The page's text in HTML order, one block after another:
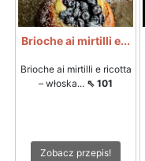
Brioche ai mirtilli e...
Brioche ai mirtilli e ricotta
– włoska... ⇖ 101
Zobacz przepis!